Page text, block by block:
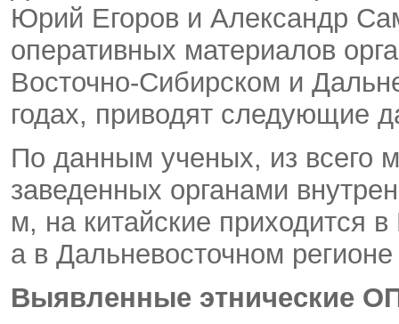
Юрий Егоров и Александр
оперативных материалов
Восточно-Сибирском и
годах, приводят следующие
По данным ученых, из всего
заведенных органами
м, на китайские приходится
а в Дальневосточном
Выявленные этнические